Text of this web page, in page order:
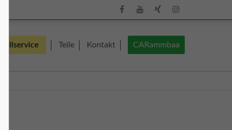
Lorem ipsum dolor sit amet, consectetuer
Teile Kontakt CARammbaa